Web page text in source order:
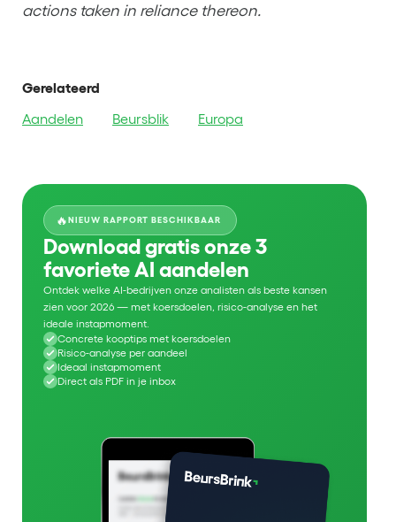
actions taken in reliance thereon.
Gerelateerd
Aandelen
Beursblik Europa
🔥NIEUW RAPPORT BESCHIKBAAR
Download gratis onze 3
favoriete AI aandelen
Ontdek welke AI-bedrijven onze analisten als beste kansen
zien voor 2026 — met koersdoelen, risico-analyse en het
ideale instapmoment.
Concrete kooptips met koersdoelen
Risico-analyse per aandeel
Ideaal instapmoment
Direct als PDF in je inbox